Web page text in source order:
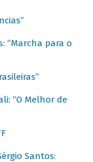
“Marcha para o
“O Melhor de
Santos: